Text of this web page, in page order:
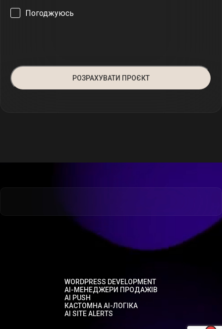
Погоджуюсь
field
empty.
WORDPRESS DEVELOPMENT
AI-МЕНЕДЖЕРИ ПРОДАЖІВ
AI PUSH
КАСТОМНА AI-ЛОГІКА
AI SITE ALERTS